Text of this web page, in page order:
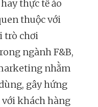
hay thực tế ảo
thuộc với
trò chơi
ngành F&B,
nhằm
gây hứng
khách hàng